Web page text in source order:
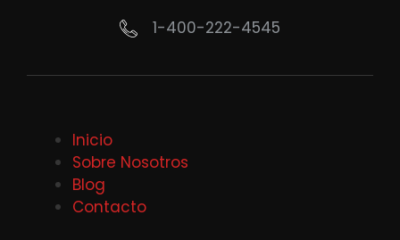
1-400-222-4545
Inicio
Sobre Nosotros
Blog
Contacto